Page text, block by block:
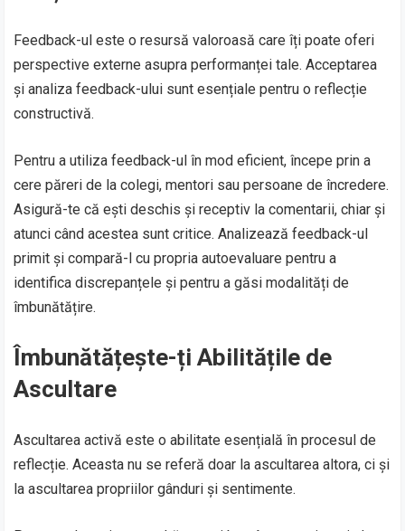
Feedback-ul este o resursă valoroasă care îți poate oferi
perspective externe asupra performanței tale. Acceptarea
și analiza feedback-ului sunt esențiale pentru o reflecție
constructivă.
Pentru a utiliza feedback-ul în mod eficient, începe prin a
cere păreri de la colegi, mentori sau persoane de încredere.
Asigură-te că ești deschis și receptiv la comentarii, chiar și
atunci când acestea sunt critice. Analizează feedback-ul
primit și compară-l cu propria autoevaluare pentru a
identifica discrepanțele și pentru a găsi modalități de
îmbunătățire.
Îmbunătățește-ți Abilitățile de
Ascultare
Ascultarea activă este o abilitate esențială în procesul de
reflecție. Aceasta nu se referă doar la ascultarea altora, ci și
la ascultarea propriilor gânduri și sentimente.